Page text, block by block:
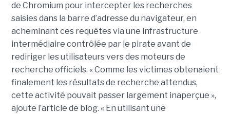
de Chromium pour intercepter les recherches
saisies dans la barre d’adresse du navigateur, en
acheminant ces requêtes via une infrastructure
intermédiaire contrôlée par le pirate avant de
rediriger les utilisateurs vers des moteurs de
recherche officiels. « Comme les victimes obtenaient
finalement les résultats de recherche attendus,
cette activité pouvait passer largement inaperçue »,
ajoute l’article de blog. « En utilisant une